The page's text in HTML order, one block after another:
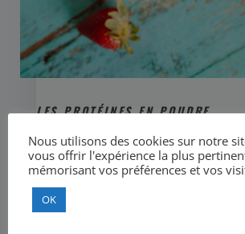
LES PROTÉINES EN POUDRE
ATTENTIONL’importance d’une
parfaitement établieAvant toute chose,
mettre un point d’honneur sur
Nous utilisons des cookies sur notre
vous offrir l'expérience la plus
mémorisant vos préférences et vos
OK